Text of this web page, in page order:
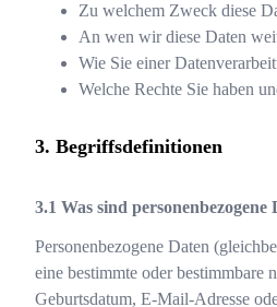
Zu welchem Zweck diese
An wen wir diese Daten
Wie Sie einer
Welche Rechte Sie haben
Begriffsdefinitionen
Was sind personenbezogene
Personenbezogene Daten
eine bestimmte oder bestimmbare
Geburtsdatum, E-Mail-Adresse